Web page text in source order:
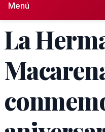
Menú
La